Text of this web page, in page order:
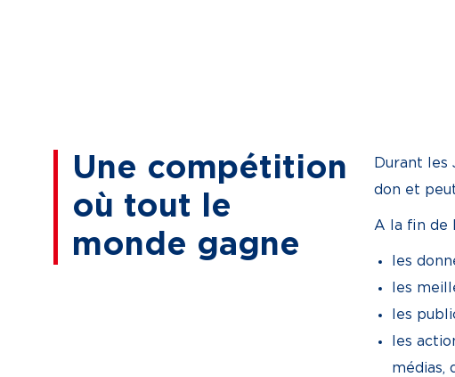
Une compétition
où tout le
monde gagne
Durant les
don et
A la fin de
les
les
les
les
médias,